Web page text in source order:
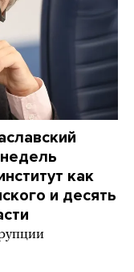
как
и десять